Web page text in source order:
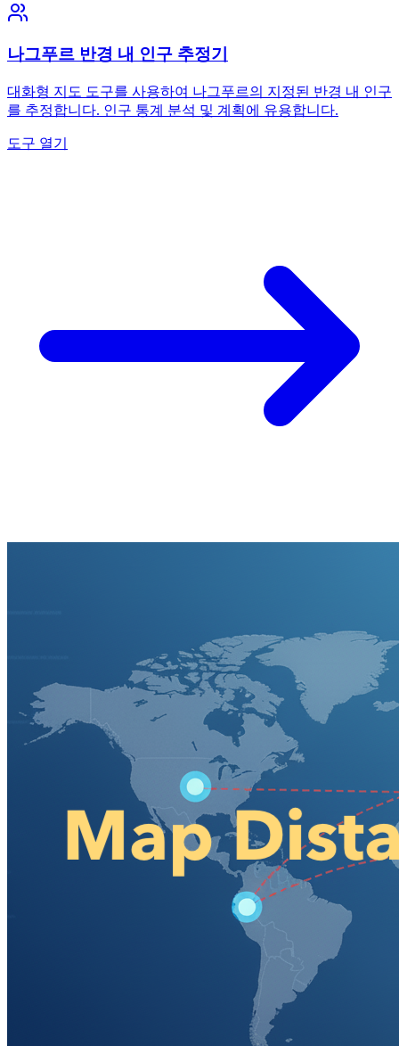
나그푸르 반경 내 인구 추정기
대화형 지도 도구를 사용하여 나그푸르의 지정된 반경 내 인구
를 추정합니다. 인구 통계 분석 및 계획에 유용합니다.
도구 열기